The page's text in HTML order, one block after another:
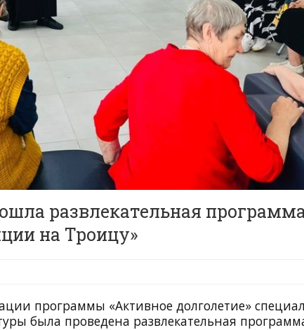
развлекательная
на Троицу»
программы «Активное долголетие»
была проведена развлекательная